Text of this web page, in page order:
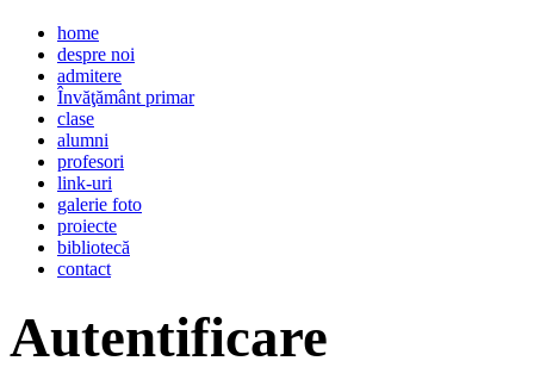
home
despre noi
admitere
Învăţământ primar
clase
alumni
profesori
link-uri
galerie foto
proiecte
bibliotecă
contact
Autentificare